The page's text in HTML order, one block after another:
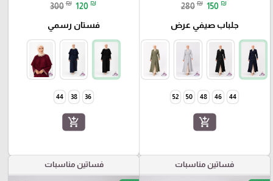
280 ₪ 150 ₪
جلباب صيفي عرض
44
46
48
50
52
add_shopping_cart
300 ₪ 120 ₪
فستان رسمي
36
38
44
add_shopping_cart
فساتين مناسبات فساتين مناسبات